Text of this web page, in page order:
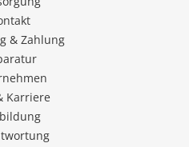
& Zahlung
Karriere